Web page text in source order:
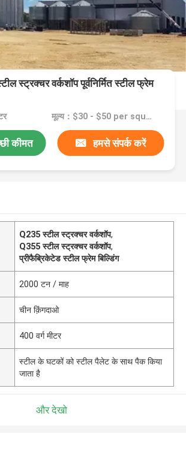
स्ट्रक्चर वर्कशॉप पूर्वनिर्मित स्टील फ्रेम
मूल्य：$30 - $50 per square meter
कीमत हमसे संपर्क करें
Q235 स्टील स्ट्रक्चर वर्कशॉप,
Q355 स्टील स्ट्रक्चर वर्कशॉप,
प्रीफैब्रिकेटेड स्टील फ्रेम बिल्डिंग
2000 टन / माह
चीन क़िंगदाओ
400 वर्ग मीटर
स्टील के घटकों को स्टील पैलेट के साथ पैक किया
जाता है
और देखो